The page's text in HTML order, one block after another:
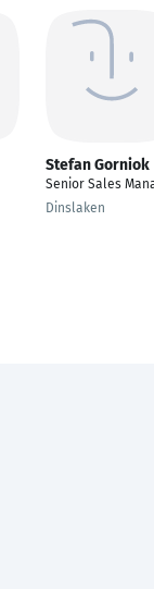
Stefan Gorniok
Senior Sales
Dinslaken